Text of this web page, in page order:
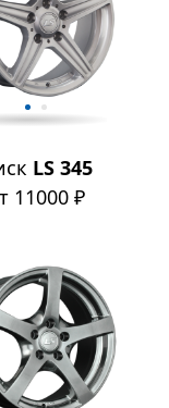
LS 345
11000 ₽